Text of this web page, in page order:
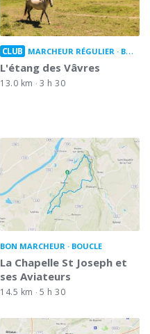
CLUB MARCHEUR RÉGULIER BOUCLE
L'étang des Vâvres
13.0 km 3 h 30
BON MARCHEUR BOUCLE
La Chapelle St Joseph et
ses Aviateurs
14.5 km 5 h 30